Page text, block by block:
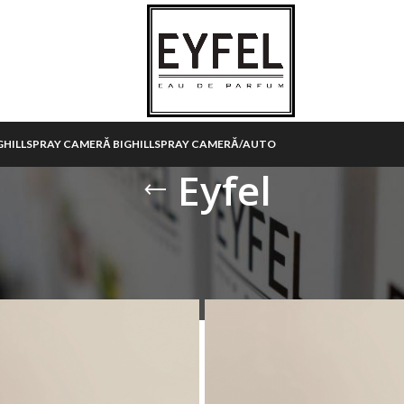
SPRAY CAMERĂ BIGHILLSPRAY CAMERĂ/AUTO
Eyfel